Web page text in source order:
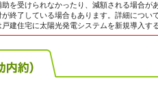
を受けられなかったり、減額される場合が
終了している場合もあります。詳細につい
建住宅に太陽光発電システムを新規導入す